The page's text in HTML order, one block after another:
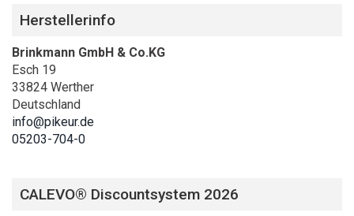
Herstellerinfo
Brinkmann GmbH & Co.KG
Esch 19
33824 Werther
Deutschland
info@pikeur.de
05203-704-0
CALEVO® Discountsystem 2026